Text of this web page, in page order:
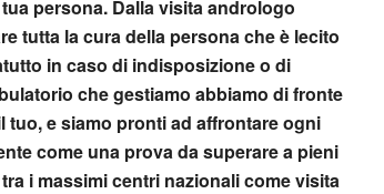
persona. Dallavisita andrologo
tutta la cura della persona che è lecito
in caso di indisposizione o di
che gestiamo abbiamo di fronte
tuo, e siamo pronti ad affrontare ogni
come una prova da superare a pieni
i massimi centri nazionali comevisita